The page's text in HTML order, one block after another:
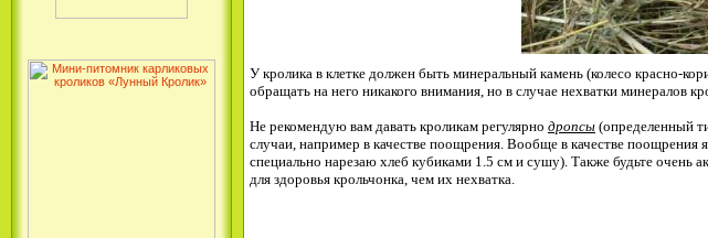
У кролика в клетке должен быть минеральный камень (колесо красно-
обращать на него никакого внимания, но в случае нехватки минералов
Не рекомендую вам давать кроликам регулярно дропсы (определенный
случаи, например в качестве поощрения. Вообще в качестве
специально нарезаю хлеб кубиками 1.5 см и сушу). Также будьте очень
для здоровья крольчонка, чем их нехватка.